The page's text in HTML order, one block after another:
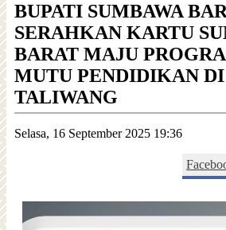
BUPATI SUMBAWA
SERAHKAN KARTU
BARAT MAJU
MUTU PENDIDIKAN DI
TALIWANG
Selasa, 16 September 2025 19:36